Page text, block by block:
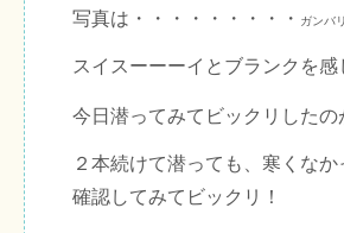
写真は・・・・・・・・・ ガンバ
スイスーーーイとブランクを
今日潜ってみてビックリしたの
２本続けて潜っても、寒くな
確認してみてビックリ！